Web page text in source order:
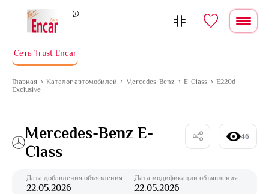
Сеть Trust Encar
Главная Каталог автомобилей Mercedes-Benz E-Class
E220d
Exclusive
Mercedes-Benz E-
Class
46
Дата добавления объявления
22.05.2026
Дата модификации объявления
22.05.2026